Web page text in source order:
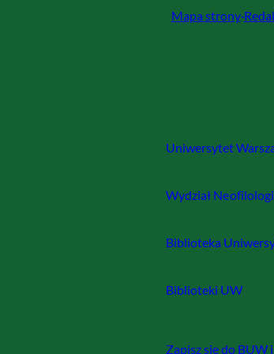
uMapa strony·
Uniwersytet
Wydział
Biblioteka
Biblioteki UW
Zapisz się do BUW